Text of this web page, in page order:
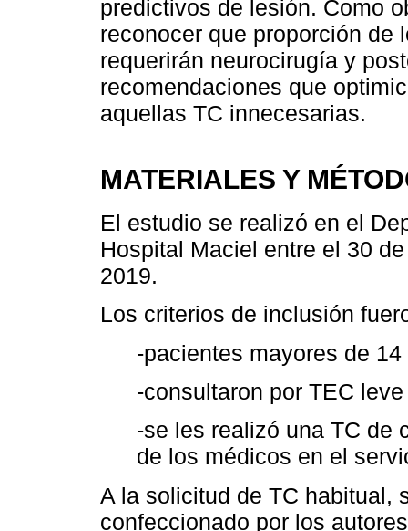
predictivos de lesión. Como
reconocer que proporción de
requerirán neurocirugía y
recomendaciones que
aquellas TC innecesarias.
MATERIALES Y
El estudio se realizó en el
Hospital Maciel entre el 30
2019.
Los criterios de inclusión
-pacientes mayores de
-consultaron por TEC leve
-se les realizó una TC de
de los médicos en el
A la solicitud de TC habitual,
confeccionado por los